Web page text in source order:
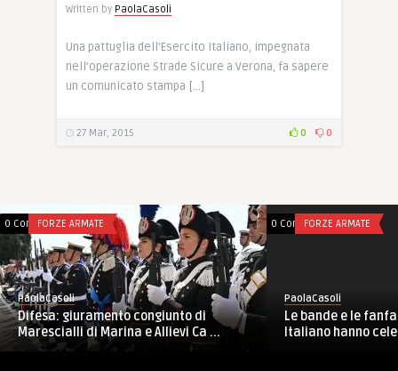
Written by PaolaCasoli
Una pattuglia dell’Esercito Italiano, impegnata
nell’operazione Strade Sicure a Verona, fa sapere
un comunicato stampa […]
27 Mar, 2015 0 0
0 CommentsFORZE ARMATE
PaolaCasoli
Le bande e le fanfare dell’Esercito
Italiano hanno celebrato il ...
0 CommentsFORZE ARMATE
PaolaCasoli
SW, UNIFIL:
nell’HQ italiano di